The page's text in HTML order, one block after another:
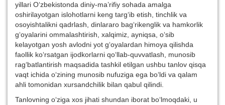
yillari O‘zbekistonda diniy-ma’rifiy sohada amalga
oshirilayotgan islohotlarni keng targ‘ib etish, tinchlik va
osoyishtalikni qadrlash, dinlararo bag‘rikenglik va hamkorlik
g‘oyalarini ommalashtirish, xalqimiz, ayniqsa, o‘sib
kelayotgan yosh avlodni yot g‘oyalardan himoya qilishda
faollik ko‘rsatgan ijodkorlarni qo‘llab-quvvatlash, munosib
rag‘batlantirish maqsadida tashkil etilgan ushbu tanlov qisqa
vaqt ichida o‘zining munosib nufuziga ega bo‘ldi va qalam
ahli tomonidan xursandchilik bilan qabul qilindi.
Tanlovning o‘ziga xos jihati shundan iborat bo‘lmoqdaki, u